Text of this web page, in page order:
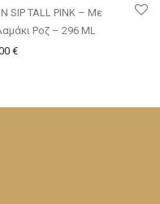
N SIP TALL PINK – Με
Ροζ – 296 ML
€